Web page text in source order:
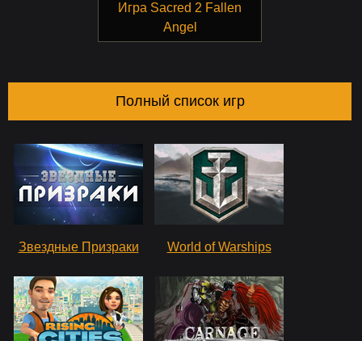
Игра Sacred 2 Fallen
Angel
Полный список игр
Звездные Призраки World of Warships